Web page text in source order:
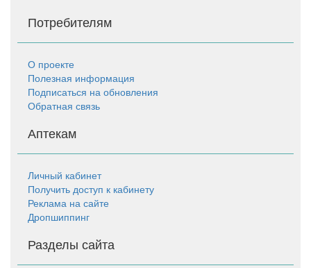
Потребителям
О проекте
Полезная информация
Подписаться на обновления
Обратная связь
Аптекам
Личный кабинет
Получить доступ к кабинету
Реклама на сайте
Дропшиппинг
Разделы сайта